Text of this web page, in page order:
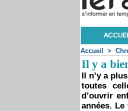
Accueil >
Il y a
Il n’y a
toutes
d’ouvrir
années.